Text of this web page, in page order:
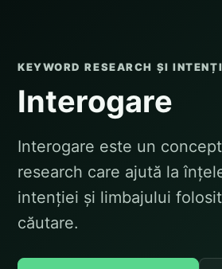
KEYWORD RESEARCH ȘI
Interogare
Interogare este un
research care ajută la
intenției și limbajului
căutare.